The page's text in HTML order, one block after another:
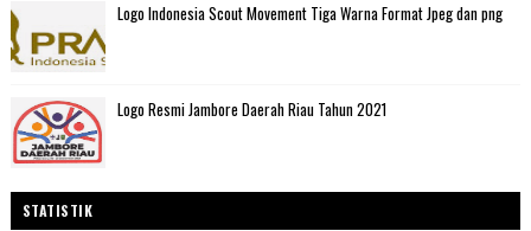
Logo Indonesia Scout Movement Tiga Warna Format Jpeg dan png
Logo Resmi Jambore Daerah Riau Tahun 2021
STATISTIK